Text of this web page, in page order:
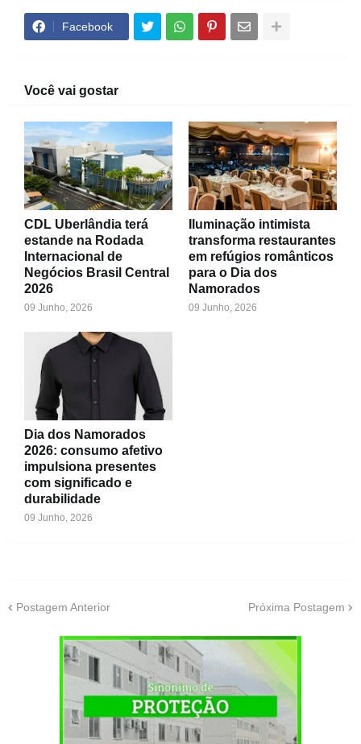
Facebook
Você vai gostar
CDL Uberlândia terá
estande na Rodada
Internacional de
Negócios Brasil Central
2026
09 Junho, 2026
Iluminação intimista
transforma restaurantes
em refúgios românticos
para o Dia dos
Namorados
09 Junho, 2026
Dia dos Namorados
2026: consumo afetivo
impulsiona presentes
com significado e
durabilidade
09 Junho, 2026
Postagem Anterior Próxima Postagem